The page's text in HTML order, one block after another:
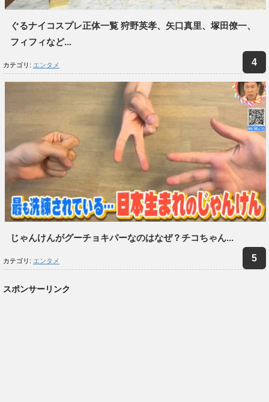
ぐるナイコスプレ正体一覧 狩野英孝、矢口真里、塚田僚一、
フィフィなど...
カテゴリ: エンタメ
じゃんけんがグーチョキパーなのはなぜ？チコちゃん...
カテゴリ: エンタメ
スポンサーリンク